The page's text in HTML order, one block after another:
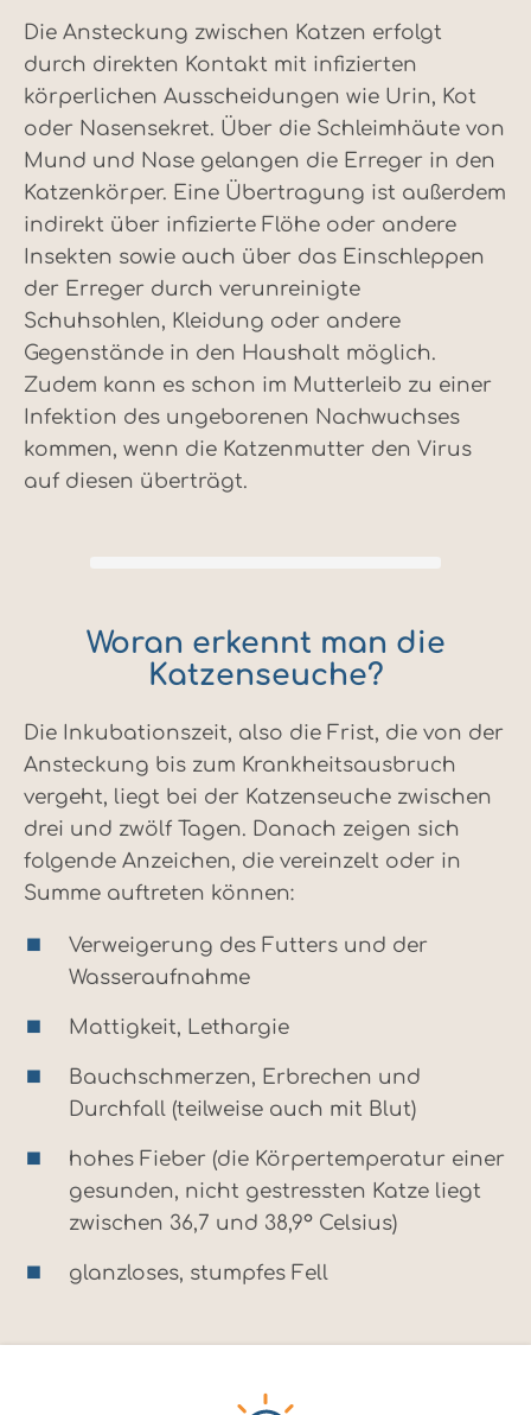
Die Ansteckung zwischen Katzen erfolgt
durch direkten Kontakt mit infizierten
körperlichen Ausscheidungen wie Urin, Kot
oder Nasensekret. Über die Schleimhäute von
Mund und Nase gelangen die Erreger in den
Katzenkörper. Eine Übertragung ist außerdem
indirekt über infizierte Flöhe oder andere
Insekten sowie auch über das Einschleppen
der Erreger durch verunreinigte
Schuhsohlen, Kleidung oder andere
Gegenstände in den Haushalt möglich.
Zudem kann es schon im Mutterleib zu einer
Infektion des ungeborenen Nachwuchses
kommen, wenn die Katzenmutter den Virus
auf diesen überträgt.
Woran erkennt man die
Katzenseuche?
Die Inkubationszeit, also die Frist, die von der
Ansteckung bis zum Krankheitsausbruch
vergeht, liegt bei der Katzenseuche zwischen
drei und zwölf Tagen. Danach zeigen sich
folgende Anzeichen, die vereinzelt oder in
Summe auftreten können:
Verweigerung des Futters und der
Wasseraufnahme
Mattigkeit, Lethargie
Bauchschmerzen, Erbrechen und
Durchfall (teilweise auch mit Blut)
hohes Fieber (die Körpertemperatur einer
gesunden, nicht gestressten Katze liegt
zwischen 36,7 und 38,9° Celsius)
glanzloses, stumpfes Fell